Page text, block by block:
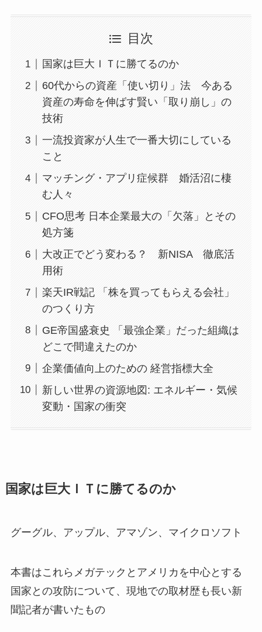
目次
国家は巨大ＩＴに勝てるのか
60代からの資産「使い切り」法 今ある
資産の寿命を伸ばす賢い「取り崩し」の
技術
一流投資家が人生で一番大切にしている
こと
マッチング・アプリ症候群 婚活沼に棲
む人々
CFO思考 日本企業最大の「欠落」とその
処方箋
大改正でどう変わる？ 新NISA 徹底活
用術
楽天IR戦記 「株を買ってもらえる会社」
のつくり方
GE帝国盛衰史 「最強企業」だった組織は
どこで間違えたのか
企業価値向上のための 経営指標大全
新しい世界の資源地図: エネルギー・気候
変動・国家の衝突
国家は巨大ＩＴに勝てるのか
グーグル、アップル、アマゾン、マイクロソフト
本書はこれらメガテックとアメリカを中心とする
国家との攻防について、現地での取材歴も長い新
聞記者が書いたもの